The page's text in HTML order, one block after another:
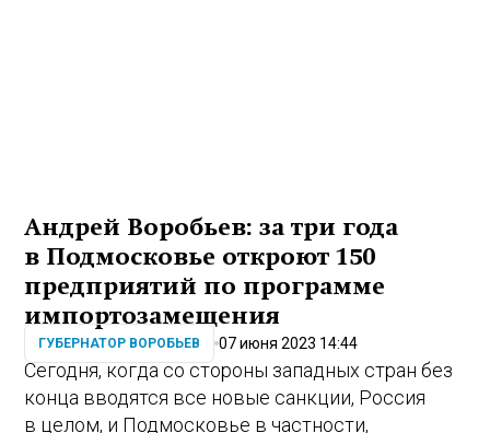
Андрей Воробьев: за три года
в Подмосковье откроют 150
предприятий по программе
импортозамещения
ГУБЕРНАТОР ВОРОБЬЕВ 07 июня 2023 14:44
Сегодня, когда со стороны западных стран без
конца вводятся все новые санкции, Россия
в целом, и Подмосковье в частности,